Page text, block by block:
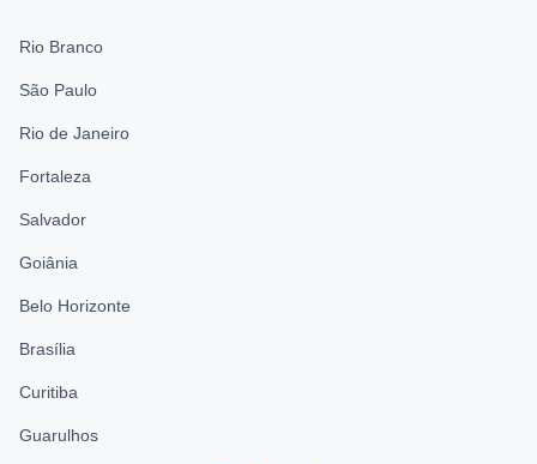
Rio Branco
São Paulo
Rio de Janeiro
Fortaleza
Salvador
Goiânia
Belo Horizonte
Brasília
Curitiba
Guarulhos